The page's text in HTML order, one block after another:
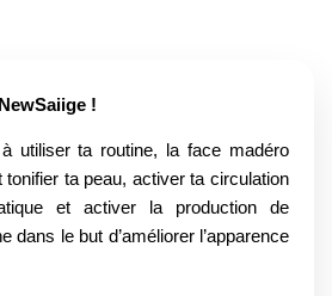
!
utiliser ta routine, la face madéro
tonifier ta peau, activer ta circulation
et activer la production de
dans le but d’améliorer l’apparence